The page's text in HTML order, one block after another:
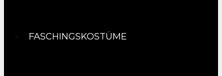
FASCHINGSKOSTÜME